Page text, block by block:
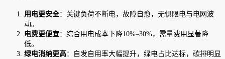
用电更安全：关键负荷不断电，故障自愈，无惧限电与电网波
动。
电费更便宜：综合用电成本下降10%–30%，需量费用显著降
低。
绿电消纳更高：自发自用率大幅提升，绿电占比达标，碳排明显